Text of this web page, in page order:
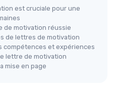
est cruciale pour une
de motivation réussie
de lettres de motivation
compétences et expériences
lettre de motivation
mise en page